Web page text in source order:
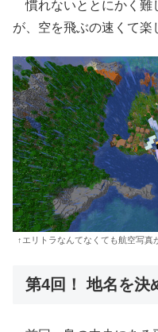
慣れないととにかく難
が、空を飛ぶの速くて楽
↑エリトラなんてなくても航空写
第4回！ 地名を決